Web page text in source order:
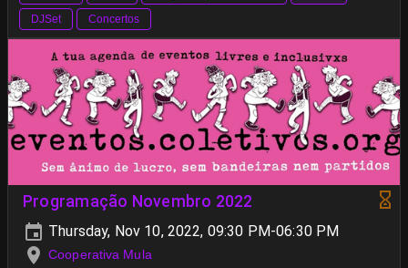
DJSet
Concertos
Programação Novembro 2022
Thursday, Nov 10, 2022, 09:30 PM-06:30 PM
Cooperativa Mula